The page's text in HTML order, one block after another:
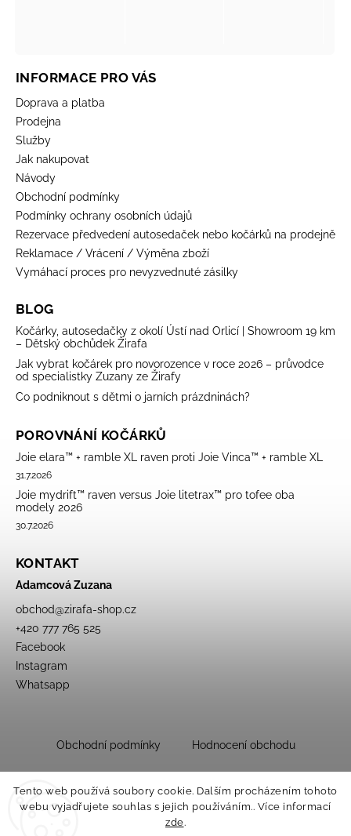
Tento web používá soubory cookie. Dalším procházením tohoto
webu vyjadřujete souhlas s jejich používáním.. Více informací
zde.
INFORMACE PRO VÁS
Doprava a platba
Prodejna
Služby
Jak nakupovat
Návody
Obchodní podmínky
Podmínky ochrany osobních údajů
Rezervace předvedení autosedaček nebo kočárků na prodejně
Reklamace / Vrácení / Výměna zboží
Vymáhací proces pro nevyzvednuté zásilky
BLOG
Kočárky, autosedačky z okolí Ústí nad Orlicí | Showroom 19 km
– Dětský obchůdek Žirafa
Jak vybrat kočárek pro novorozence v roce 2026 – průvodce
od specialistky Zuzany ze Žirafy
Co podniknout s dětmi o jarních prázdninách?
POROVNÁNÍ KOČÁRKŮ
Joie elara™ + ramble XL raven proti Joie Vinca™ + ramble XL
31.7.2026
Joie mydrift™ raven versus Joie litetrax™ pro tofee oba
modely 2026
30.7.2026
KONTAKT
Adamcová Zuzana
obchod@zirafa-shop.cz
+420 777 765 525
Facebook
Instagram
Whatsapp
Obchodní podmínky Hodnocení obchodu